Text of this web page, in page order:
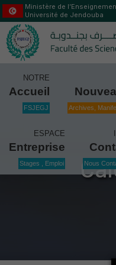
Ministère de
Université de Jendouba
NOTRE
Accueil
FSJEGJ Archives,
ESPACE
Entreprise
Stages , Emploi Nous